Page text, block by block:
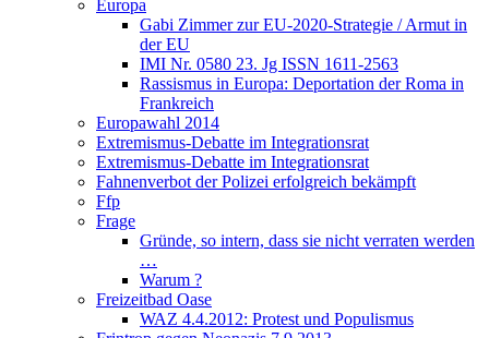
Europa
Gabi Zimmer zur EU-2020-Strategie / Armut in
der EU
IMI Nr. 0580 23. Jg ISSN 1611-2563
Rassismus in Europa: Deportation der Roma in
Frankreich
Europawahl 2014
Extremismus-Debatte im Integrationsrat
Extremismus-Debatte im Integrationsrat
Fahnenverbot der Polizei erfolgreich bekämpft
Ffp
Frage
Gründe, so intern, dass sie nicht verraten werden
…
Warum ?
Freizeitbad Oase
WAZ 4.4.2012: Protest und Populismus